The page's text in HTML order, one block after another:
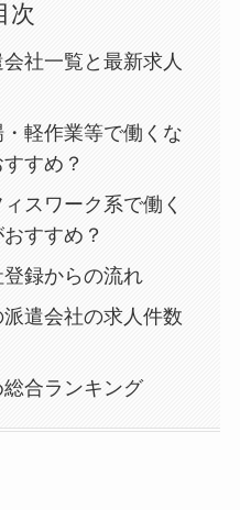
次
社一覧と最新求人
軽作業等で働くな
すめ？
スワーク系で働く
すすめ？
録からの流れ
遣会社の求人件数
合ランキング